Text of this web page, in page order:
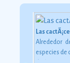
Las
Alrededor
especies de